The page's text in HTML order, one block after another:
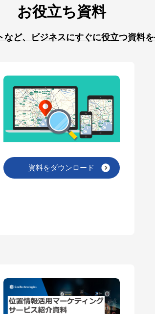
お役立ち資料
など、ビジネスにすぐに役立つ資料を
資料をダウンロード